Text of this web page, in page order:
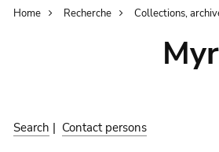
Breadcrumb
Home Recherche Collections,
Search | Contact persons